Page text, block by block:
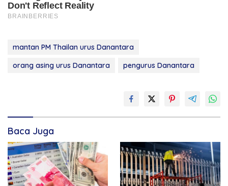
mantan PM Thailan urus Danantara
orang asing urus Danantara
pengurus Danantara
Baca Juga